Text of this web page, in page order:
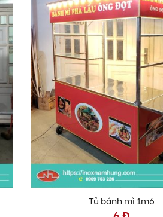
Tủ bánh mì 1m6